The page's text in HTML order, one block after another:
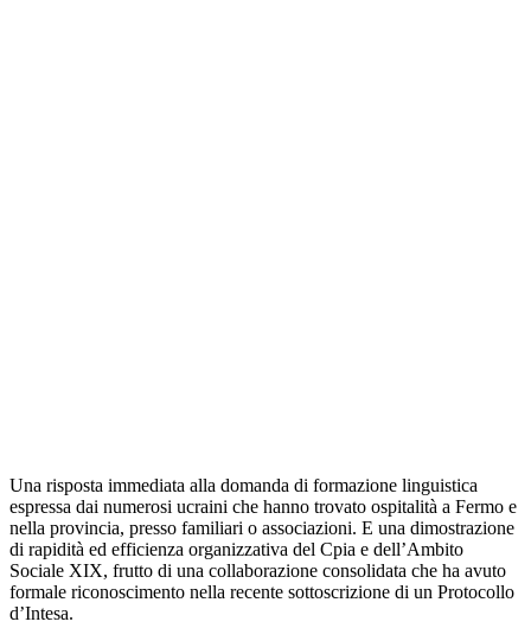
Una risposta immediata alla domanda di formazione linguistica
espressa dai numerosi ucraini che hanno trovato ospitalità a Fermo e
nella provincia, presso familiari o associazioni. E una dimostrazione
di rapidità ed efficienza organizzativa del Cpia e dell’Ambito
Sociale XIX, frutto di una collaborazione consolidata che ha avuto
formale riconoscimento nella recente sottoscrizione di un Protocollo
d’Intesa.